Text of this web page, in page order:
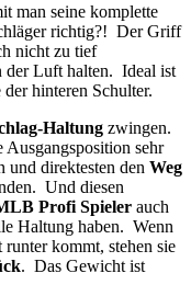
man seine komplette
richtig?! Der Griff
nicht zu tief
der Luft halten. Ideal ist
hinteren Schulter.
Haltung zwingen.
sehr
und direktesten den Weg
Und diesen
Profi Spieler auch
Haltung haben. Wenn
kommt, stehen sie
. Das Gewicht ist